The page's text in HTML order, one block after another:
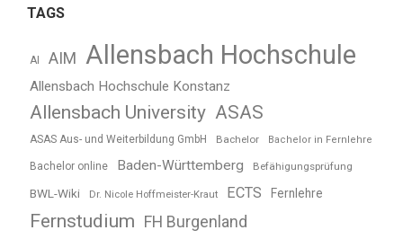
TAGS
AI AIM Allensbach Hochschule
Allensbach Hochschule Konstanz
Allensbach University ASAS
ASAS Aus- und Weiterbildung GmbH Bachelor Bachelor in Fernlehre
Bachelor online Baden-Württemberg Befähigungsprüfung
BWL-Wiki Dr. Nicole Hoffmeister-Kraut ECTS Fernlehre
Fernstudium
FH Burgenland